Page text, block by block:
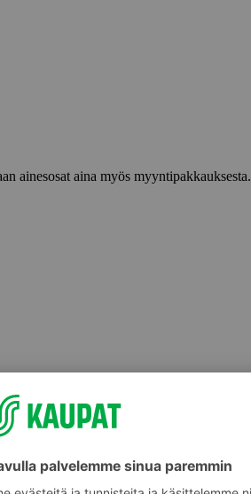
ainesosat aina myös myyntipakkauksesta.